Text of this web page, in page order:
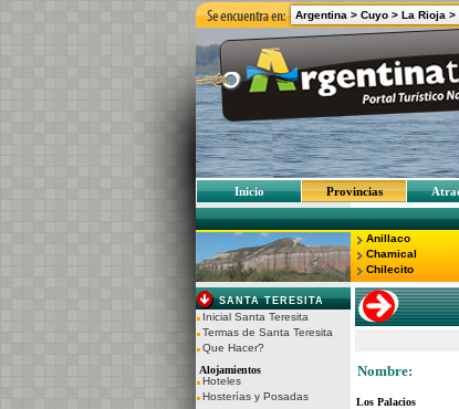
Argentina > Cuyo > La Rioja >
Inicio Provincias
Anillaco
Chamical
Chilecito
SANTA TERESITA
Inicial Santa Teresita
Termas de Santa Teresita
Que Hacer?
Alojamientos
Hoteles
Hosterías y Posadas
Nombre:
Los Palacios